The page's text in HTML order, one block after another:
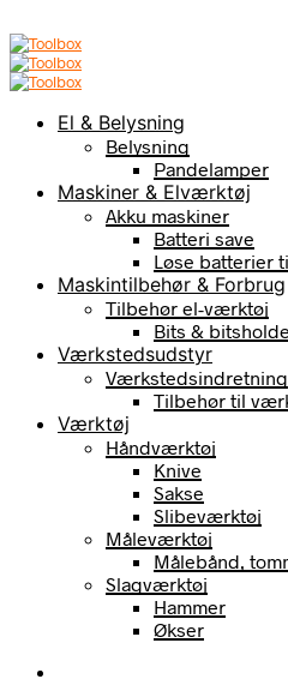
El & Belysning
Belysning
Pandelamper
Maskiner & Elværktøj
Akku maskiner
Batteri save
Løse batterier
Maskintilbehør & Forbrug
Tilbehør el-værktøj
Bits &
Værkstedsudstyr
Værkstedsindretning
Tilbehør til
Værktøj
Håndværktøj
Knive
Sakse
Slibeværktøj
Måleværktøj
Målebånd,
Slagværktøj
Hammer
Økser